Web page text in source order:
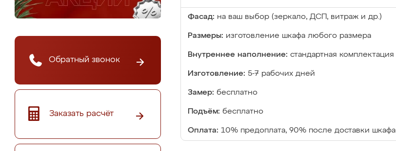
Обратный звонок
Заказать расчёт
Фасад: на ваш выбор (зеркало, ДСП, витраж и др.)
Размеры: изготовление шкафа любого размера
Внутреннее наполнение: стандартная комплектация
Изготовление: 5-7 рабочих дней
Замер: бесплатно
Подъём: бесплатно
Оплата: 10% предоплата, 90% после доставки шкафа